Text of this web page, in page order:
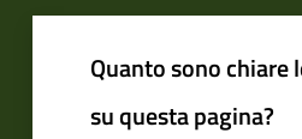
Quanto sono
su questa pagina?